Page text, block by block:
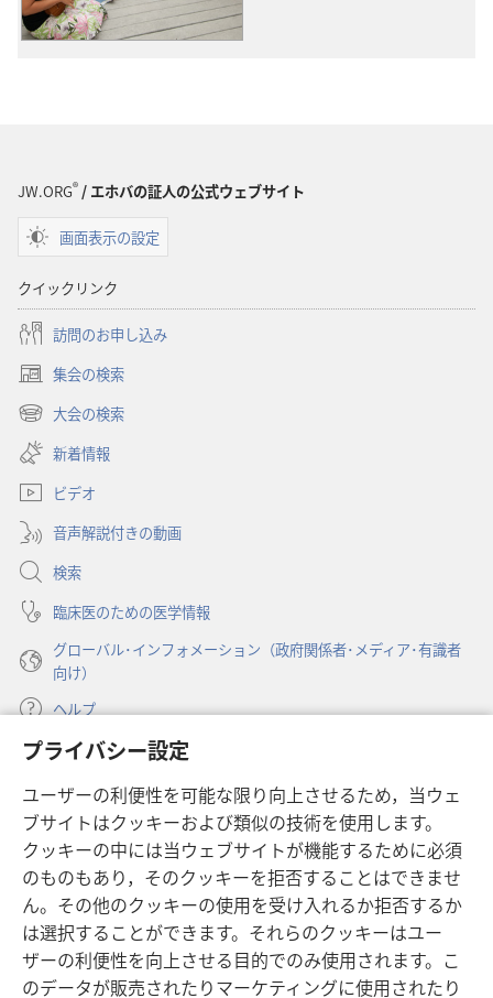
プライバシー設定
ユーザーの利便性を可能な限り向上させるため，当ウェ
ブサイトはクッキーおよび類似の技術を使用します。
クッキーの中には当ウェブサイトが機能するために必須
のものもあり，そのクッキーを拒否することはできませ
ん。その他のクッキーの使用を受け入れるか拒否するか
は選択することができます。それらのクッキーはユー
ザーの利便性を向上させる目的でのみ使用されます。こ
のデータが販売されたりマーケティングに使用されたり
JW.ORG®/ エホバの証人の公式ウェブサイト
画面表示の設定
クイックリンク
訪問のお申し込み
集会の検索
（新
し
タ
で
開
く）
大会の検索
（新
し
い
タ
ブ
で
開
く）
新着情報
ビデオ
音声解説付きの動画
検索
臨床医のための医学情報
グローバル･インフォメーション（政府関係者･メディア･有識者
向け）
ヘルプ
寄付
し
い
タ
ブ
で
開
く）
ものみの塔 オンライン・ライブラリー
（新
し
い
タ
ブ
で
開
JW Hub ®
（新
し
い
タ
ブ
JW Library ®
Watchtower Library®